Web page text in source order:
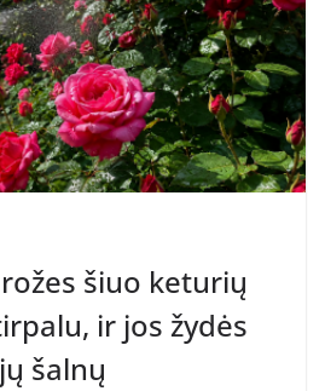
šiuo keturių
ir jos žydės
šalnų